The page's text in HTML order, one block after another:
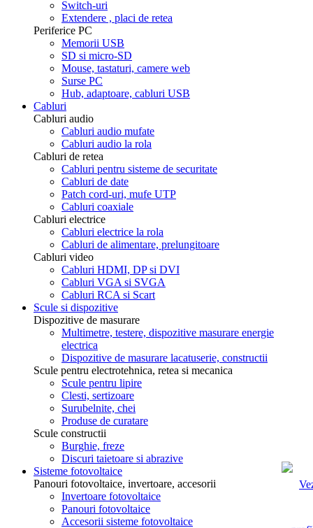
Switch-uri
Extendere , placi de retea
Periferice PC
Memorii USB
SD si micro-SD
Mouse, tastaturi, camere web
Surse PC
Hub, adaptoare, cabluri USB
Cabluri
Cabluri audio
Cabluri audio mufate
Cabluri audio la rola
Cabluri de retea
Cabluri pentru sisteme de securitate
Cabluri de date
Patch cord-uri, mufe UTP
Cabluri coaxiale
Cabluri electrice
Cabluri electrice la rola
Cabluri de alimentare, prelungitoare
Cabluri video
Cabluri HDMI, DP si DVI
Cabluri VGA si SVGA
Cabluri RCA si Scart
Scule si dispozitive
Dispozitive de masurare
Multimetre, testere, dispozitive masurare energie
electrica
Dispozitive de masurare lacatuserie, constructii
Scule pentru electrotehnica, retea si mecanica
Scule pentru lipire
Clesti, sertizoare
Surubelnite, chei
Produse de curatare
Scule constructii
Burghie, freze
Discuri taietoare si abrazive
Sisteme fotovoltaice
Panouri fotovoltaice, invertoare, accesorii
Invertoare fotovoltaice
Panouri fotovoltaice
Accesorii sisteme fotovoltaice